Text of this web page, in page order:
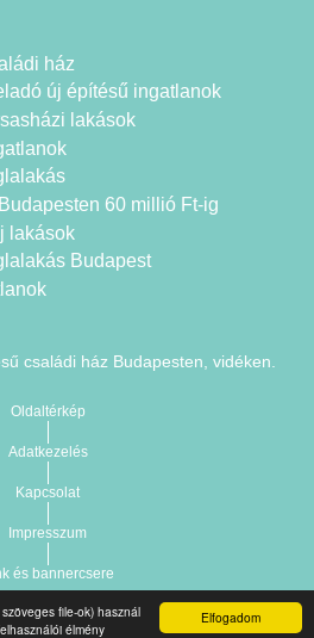
Elfogadom
file-ok) használ
élmény
ház
új építésű ingatlanok
lakások
60 millió Ft-ig
lakások
Budapest
családi ház Budapesten, vidéken.
Oldaltérkép
Adatkezelés
Kapcsolat
Impresszum
és bannercsere
Kft. - Ingatlan nyilvántartó, ügyviteli és